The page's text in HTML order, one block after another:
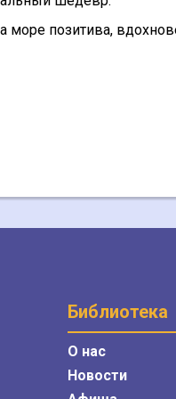
море позитива,
Библиотека
О нас
Новости